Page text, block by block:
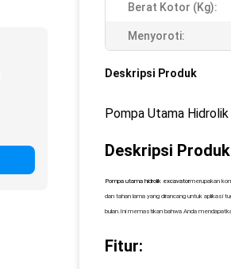
Berat Kotor (kg):
Menyoroti:
Deskripsi Produk
Pompa Utama
Deskripsi
Pompa utama hidrolik excavatormerupakan
dan tahan lama yang dirancang untuk aplikasi
bulan.Ini memastikan bahwa Anda
Fitur: